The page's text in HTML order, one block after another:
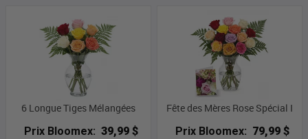
6 Longue Tiges Mélangées
Prix Bloomex: 39,99 $
Fête des Mères Rose Spécial I
Prix Bloomex: 79,99 $